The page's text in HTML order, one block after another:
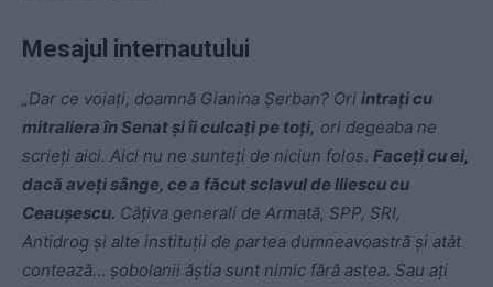
Mesajul internautului
„Dar ce voiați, doamnă Gianina Șerban? Ori intrați cu
mitraliera în Senat și îi culcați pe toți, ori degeaba ne
scrieți aici. Aici nu ne sunteți de niciun folos. Faceți cu ei,
dacă aveți sânge, ce a făcut sclavul de Iliescu cu
Ceaușescu. Câțiva generali de Armată, SPP, SRI,
Antidrog și alte instituții de partea dumneavoastră și atât
contează… șobolanii ăștia sunt nimic fără astea. Sau ați